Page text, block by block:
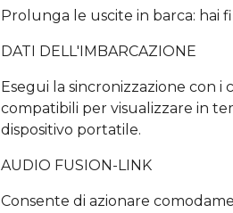
Prolunga le uscite in barca: hai
DATI DELL'IMBARCAZIONE
Esegui la sincronizzazione con
compatibili per visualizzare in
dispositivo portatile.
AUDIO FUSION-LINK
Consente di azionare